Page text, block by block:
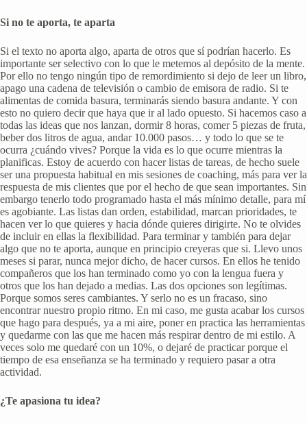
Si no te aporta, te aparta
Si el texto no aporta algo, aparta de otros que sí podrían hacerlo. Es
importante ser selectivo con lo que le metemos al depósito de la mente.
Por ello no tengo ningún tipo de remordimiento si dejo de leer un libro,
apago una cadena de televisión o cambio de emisora de radio. Si te
alimentas de comida basura, terminarás siendo basura andante. Y con
esto no quiero decir que haya que ir al lado opuesto. Si hacemos caso a
todas las ideas que nos lanzan, dormir 8 horas, comer 5 piezas de fruta,
beber dos litros de agua, andar 10.000 pasos… y todo lo que se te
ocurra ¿cuándo vives? Porque la vida es lo que ocurre mientras la
planificas. Estoy de acuerdo con hacer listas de tareas, de hecho suele
ser una propuesta habitual en mis sesiones de coaching, más para ver la
respuesta de mis clientes que por el hecho de que sean importantes. Sin
embargo tenerlo todo programado hasta el más mínimo detalle, para mí
es agobiante. Las listas dan orden, estabilidad, marcan prioridades, te
hacen ver lo que quieres y hacia dónde quieres dirigirte. No te olvides
de incluir en ellas la flexibilidad. Para terminar y también para dejar
algo que no te aporta, aunque en principio creyeras que si. Llevo unos
meses si parar, nunca mejor dicho, de hacer cursos. En ellos he tenido
compañeros que los han terminado como yo con la lengua fuera y
otros que los han dejado a medias. Las dos opciones son legítimas.
Porque somos seres cambiantes. Y serlo no es un fracaso, sino
encontrar nuestro propio ritmo. En mi caso, me gusta acabar los cursos
que hago para después, ya a mi aire, poner en practica las herramientas
y quedarme con las que me hacen más respirar dentro de mi estilo. A
veces solo me quedaré con un 10%, o dejaré de practicar porque el
tiempo de esa enseñanza se ha terminado y requiero pasar a otra
actividad.
¿Te apasiona tu idea?